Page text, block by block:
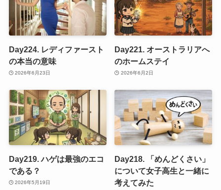
Day224. レディファースト
の本当の意味
2026年6月23日
Day221. オーストラリアへ
のホームステイ
2026年6月2日
Day219. ハゲは最強のエコ
である？
2026年5月19日
Day218. 「めんどくさい」
について女子高生と一緒に
考えてみた